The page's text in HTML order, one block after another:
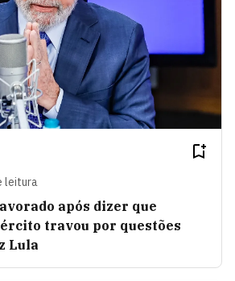
leitura
após dizer que
travou por questões
Lula